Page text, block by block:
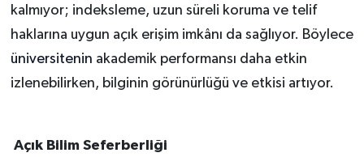
kalmıyor; indeksleme, uzun süreli koruma ve telif
haklarına uygun açık erişim imkânı da sağlıyor. Böylece
üniversitenin akademik performansı daha etkin
izlenebilirken, bilginin görünürlüğü ve etkisi artıyor.
Açık Bilim Seferberliği